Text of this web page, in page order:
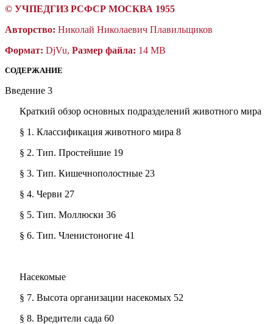
© УЧПЕДГИЗ РСФСР МОСКВА 1955
Авторство: Николай Николаевич Плавильщиков
Формат: DjVu, Размер файла: 14 MB
СОДЕРЖАНИЕ
Введение 3
Краткий обзор основных подразделений животного мира
§ 1. Классификация животного мира 8
§ 2. Тип. Простейшие 19
§ 3. Тип. Кишечнополостные 23
§ 4. Черви 27
§ 5. Тип. Моллюски 36
§ 6. Тип. Членистоногие 41
Насекомые
§ 7. Высота организации насекомых 52
§ 8. Вредители сада 60